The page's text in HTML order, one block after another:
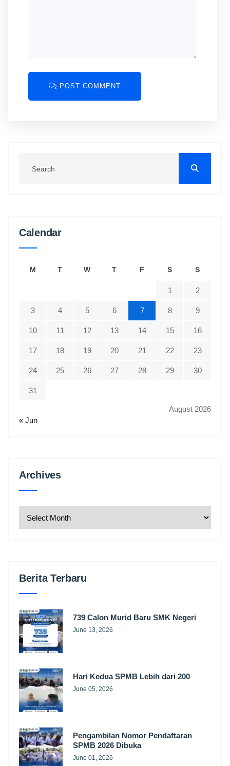
POST COMMENT
Calendar
August 2026
M T W T F S S
1 2
3 4 5 6 7 8 9
10 11 12 13 14 15 16
17 18 19 20 21 22 23
24 25 26 27 28 29 30
31
« Jun
ArchivesArchives
Berita Terbaru
739 Calon Murid Baru SMK Negeri
June 13, 2026
Hari Kedua SPMB Lebih dari 200
June 05, 2026
Pengambilan Nomor Pendaftaran
SPMB 2026 Dibuka
June 01, 2026